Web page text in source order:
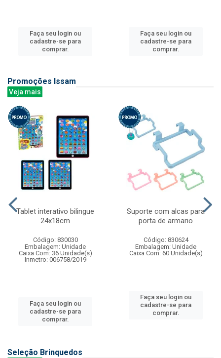
Faça seu login ou
cadastre-se para
comprar.
Faça seu login ou
cadastre-se para
comprar.
Promoções Issam
Veja mais
Tablet interativo bilingue
24x18cm
Código: 830030
Embalagem: Unidade
Caixa Com: 36 Unidade(s)
Inmetro: 006758/2019
Faça seu login ou
cadastre-se para
comprar.
Suporte com alcas para
porta de armario
Código: 830624
Embalagem: Unidade
Caixa Com: 60 Unidade(s)
Faça seu login ou
cadastre-se para
comprar.
Seleção Brinquedos